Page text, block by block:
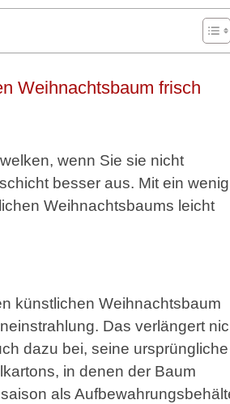
Weihnachtsbaum frisch
wenn Sie sie nicht
besser aus. Mit ein wenig
Weihnachtsbaums leicht
künstlichen Weihnachtsbaum
Das verlängert
dazu bei, seine ursprüngliche
in denen der Baum
als